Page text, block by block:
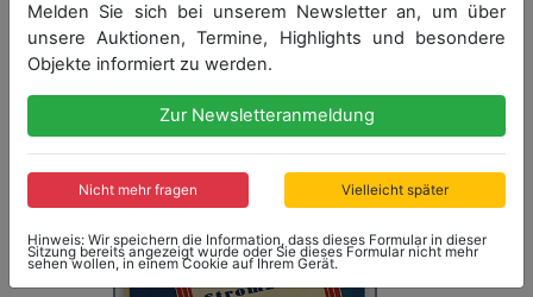
Melden Sie sich bei unserem Newsletter an, um über
unsere Auktionen, Termine, Highlights und besondere
Objekte informiert zu werden.
Zur Newsletteranmeldung
Nicht mehr fragen Vielleicht später
Hinweis: Wir speichern die Information, dass dieses Formular in dieser
Sitzung bereits angezeigt wurde oder Sie dieses Formular nicht mehr
sehen wollen, in einem Cookie auf Ihrem Gerät.